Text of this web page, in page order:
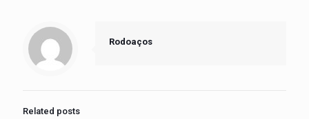
Rodoaços
Related posts